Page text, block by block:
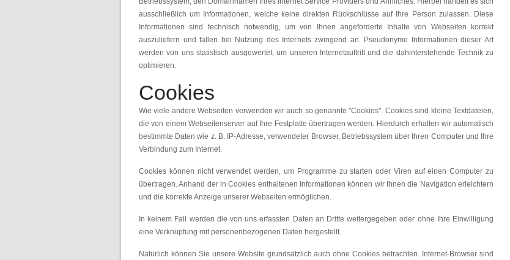
ausschließlich um Informationen, welche keine direkten Rückschlüsse auf Ihre Person zulassen. Diese
Informationen sind technisch notwendig, um von Ihnen angeforderte Inhalte von Webseiten korrekt
auszuliefern und fallen bei Nutzung des Internets zwingend an. Pseudonyme Informationen dieser Art
werden von uns statistisch ausgewertet, um unseren Internetauftritt und die dahinterstehende Technik zu
optimieren.
Cookies
Wie viele andere Webseiten verwenden wir auch so genannte "Cookies". Cookies sind kleine Textdateien,
die von einem Webseitenserver auf Ihre Festplatte übertragen werden. Hierdurch erhalten wir automatisch
bestimmte Daten wie z. B. IP-Adresse, verwendeter Browser, Betriebssystem über Ihren Computer und Ihre
Verbindung zum Internet.
Cookies können nicht verwendet werden, um Programme zu starten oder Viren auf einen Computer zu
übertragen. Anhand der in Cookies enthaltenen Informationen können wir Ihnen die Navigation erleichtern
und die korrekte Anzeige unserer Webseiten ermöglichen.
In keinem Fall werden die von uns erfassten Daten an Dritte weitergegeben oder ohne Ihre Einwilligung
eine Verknüpfung mit personenbezogenen Daten hergestellt.
Natürlich können Sie unsere Website grundsätzlich auch ohne Cookies betrachten. Internet-Browser sind